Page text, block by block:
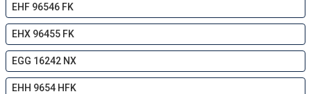
EHF 96546 FK
EHX 96455 FK
EGG 16242 NX
EHH 9654 HFK